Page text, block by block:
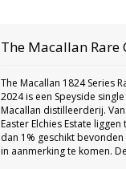
The Macallan Rare
The Macallan 1824 Series
2024 is een Speyside
Macallan distilleerderij.
Easter Elchies Estate
dan 1% geschikt
in aanmerking te komen.